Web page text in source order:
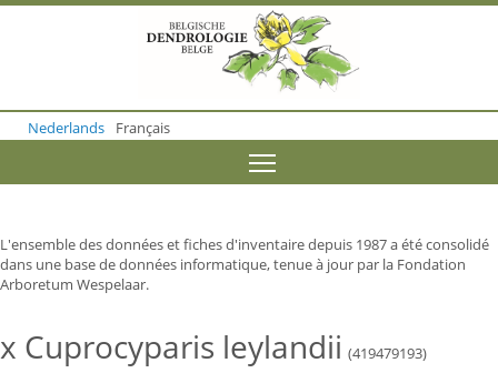
o
m
o
n
t
e
Nederlands Français
L'ensemble des données et fiches d'inventaire depuis 1987 a été consolidé
dans une base de données informatique, tenue à jour par la Fondation
Arboretum Wespelaar.
x Cuprocyparis leylandii (419479193)